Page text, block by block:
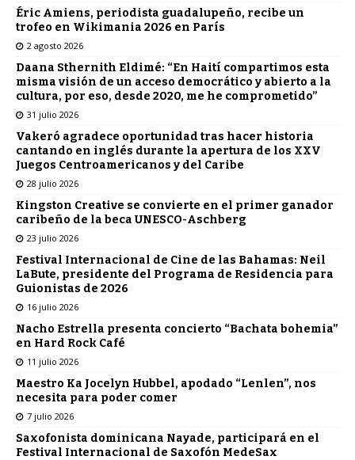
Éric Amiens, periodista guadalupeño, recibe un
trofeo en Wikimania 2026 en París
2 agosto 2026
Daana Sthernith Eldimé: “En Haití compartimos esta
misma visión de un acceso democrático y abierto a la
cultura, por eso, desde 2020, me he comprometido”
31 julio 2026
Vakeró agradece oportunidad tras hacer historia
cantando en inglés durante la apertura de los XXV
Juegos Centroamericanos y del Caribe
28 julio 2026
Kingston Creative se convierte en el primer ganador
caribeño de la beca UNESCO-Aschberg
23 julio 2026
Festival Internacional de Cine de las Bahamas: Neil
LaBute, presidente del Programa de Residencia para
Guionistas de 2026
16 julio 2026
Nacho Estrella presenta concierto “Bachata bohemia”
en Hard Rock Café
11 julio 2026
Maestro Ka Jocelyn Hubbel, apodado “Lenlen”, nos
necesita para poder comer
7 julio 2026
Saxofonista dominicana Nayade, participará en el
Festival Internacional de Saxofón MedeSax